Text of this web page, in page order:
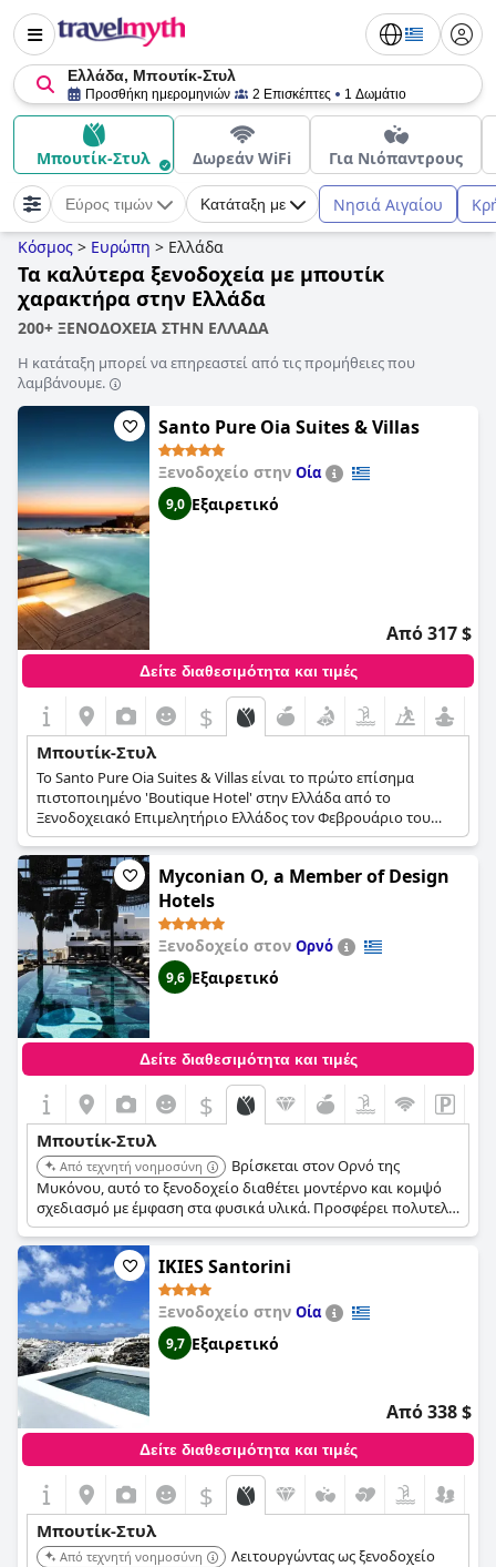
Ελλάδα, Μπουτίκ-Στυλ
Προσθήκη ημερομηνιών 2 Επισκέπτες 1 Δωμάτιο
Μπουτίκ-Στυλ Δωρεάν WiFi Για Νιόπαντρους
Εύρος τιμών Κατάταξη με Νησιά Αιγαίου
Κόσμος > Ευρώπη > Ελλάδα
Τα καλύτερα ξενοδοχεία με μπουτίκ
χαρακτήρα στην Ελλάδα
200+ ΞΕΝΟΔΟΧΕΙΑ ΣΤΗΝ ΕΛΛΑΔΑ
Η κατάταξη μπορεί να επηρεαστεί από τις προμήθειες που
λαμβάνουμε.
Santo Pure Oia Suites & Villas
Ξενοδοχείο στην Οία
9,0 Εξαιρετικό
Από 317 $
Δείτε διαθεσιμότητα και τιμές
$
Μπουτίκ-Στυλ
Το Santo Pure Oia Suites & Villas είναι το πρώτο επίσημα
πιστοποιημένο 'Boutique Hotel' στην Ελλάδα από το
Ξενοδοχειακό Επιμελητήριο Ελλάδος τον Φεβρουάριο του
2018. Για να χαρακτηριστεί ως 'Boutique Hotel',
αναγνωρίστηκε το ιδιαίτερο αρχιτεκτονικό και διακοσμητικό
σχεδιαστικό concept του Santo Pure Oia Suites & Villas και
επικυρώθηκε η ξεχωριστή εμπειρία διαμονής που προσφέρει
στους επισκέπτες του. Αριθμός πιστοποίησης Boutique Hotel:
3153270218
Myconian O, a Member of Design
Hotels
Ξενοδοχείο στον Ορνό
9,6 Εξαιρετικό
Δείτε διαθεσιμότητα και τιμές
$
Μπουτίκ-Στυλ
Από τεχνητή νοημοσύνη
Βρίσκεται στον Ορνό της
Μυκόνου, αυτό το ξενοδοχείο διαθέτει μοντέρνο και κομψό
σχεδιασμό με έμφαση στα φυσικά υλικά. Προσφέρει πολυτελή
δωμάτια, μια μεγάλη περιοχή πισίνας και μια χαλαρή
ατμόσφαιρα, ιδανική για μια κομψή απόδραση στο νησί.
IKIES Santorini
Ξενοδοχείο στην Οία
9,7 Εξαιρετικό
Από 338 $
Δείτε διαθεσιμότητα και τιμές
$
Μπουτίκ-Στυλ
Από τεχνητή νοημοσύνη
Λειτουργώντας ως ξενοδοχείο